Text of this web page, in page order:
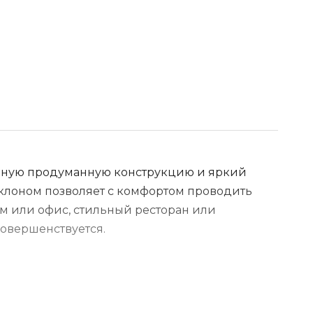
продуманную конструкцию и яркий
позволяет с комфортом проводить
или офис, стильный ресторан или